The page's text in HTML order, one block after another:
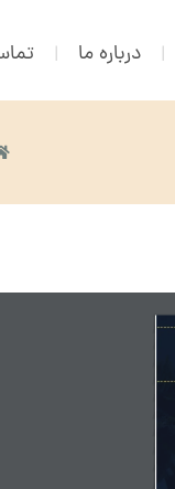
درباره ما